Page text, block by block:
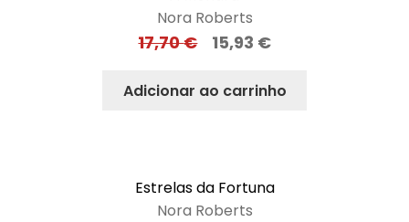
Nora Roberts
17,70€ 15,93 €
Adicionar ao carrinho
Estrelas da Fortuna
Nora Roberts